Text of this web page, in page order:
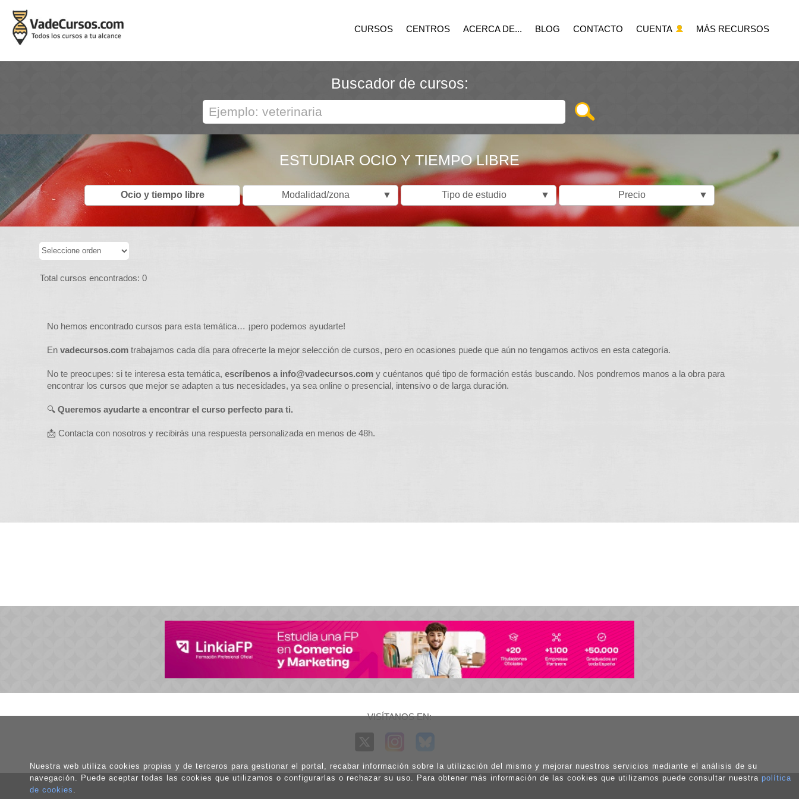
CURSOS CENTROS ACERCA DE... BLOG CONTACTO CUENTA MÁS RECURSOS
Buscador de cursos:
ESTUDIAR OCIO Y TIEMPO LIBRE
Ocio y tiempo libre Modalidad/zona ▼ Tipo de estudio ▼ Precio ▼
Total cursos encontrados: 0
No hemos encontrado cursos para esta temática… ¡pero podemos ayudarte!
Envadecursos.com trabajamos cada día para ofrecerte la mejor selección de cursos, pero en ocasiones puede que aún no tengamos activos en esta categoría.
No te preocupes: si te interesa esta temática,escríbenos a info@vadecursos.com y cuéntanos qué tipo de formación estás buscando. Nos pondremos manos a la obra para
encontrar los cursos que mejor se adapten a tus necesidades, ya sea online o presencial, intensivo o de larga duración.
🔍Queremos ayudarte a encontrar el curso perfecto para ti.
📩 Contacta con nosotros y recibirás una respuesta personalizada en menos de 48h.
VISÍTANOS EN:
Nuestra web utiliza cookies propias y de terceros para gestionar el portal, recabar información sobre la utilización del mismo y mejorar nuestros servicios mediante el análisis de su
navegación. Puede aceptar todas las cookies que utilizamos o configurarlas o rechazar su uso. Para obtener más información de las cookies que utilizamos puede consultar nuestra política
de cookies .